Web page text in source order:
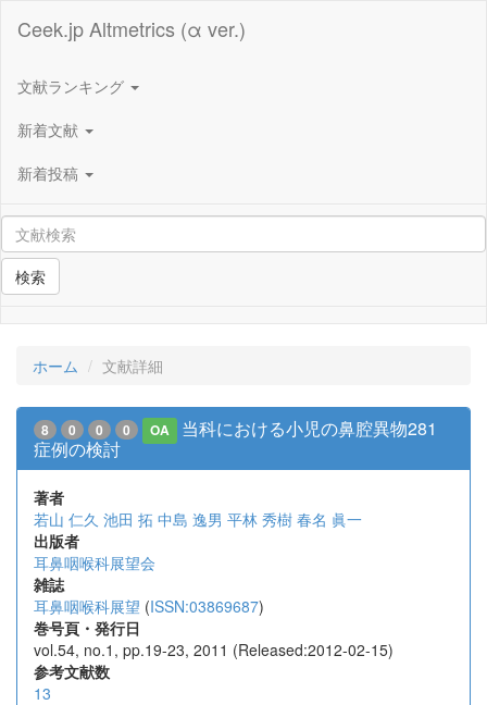
Ceek.jp Altmetrics (α ver.)
文献ランキング
新着文献
新着投稿
検索
ホーム 文献詳細
8 0 0 0 OA
当科における小児の鼻腔異物281
症例の検討
著者
若山 仁久 池田 拓 中島 逸男 平林 秀樹 春名 眞一
出版者
耳鼻咽喉科展望会
雑誌
耳鼻咽喉科展望 (ISSN:03869687)
巻号頁・発行日
vol.54, no.1, pp.19-23, 2011 (Released:2012-02-15)
参考文献数
13